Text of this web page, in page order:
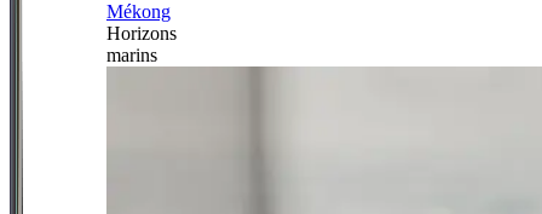
Mékong
Horizons
marins